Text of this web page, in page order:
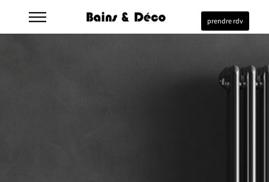
prendre rdv